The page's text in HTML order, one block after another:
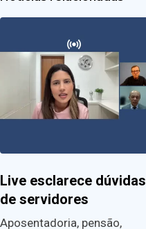
Live esclarece dúvidas
de servidores
Aposentadoria, pensão,